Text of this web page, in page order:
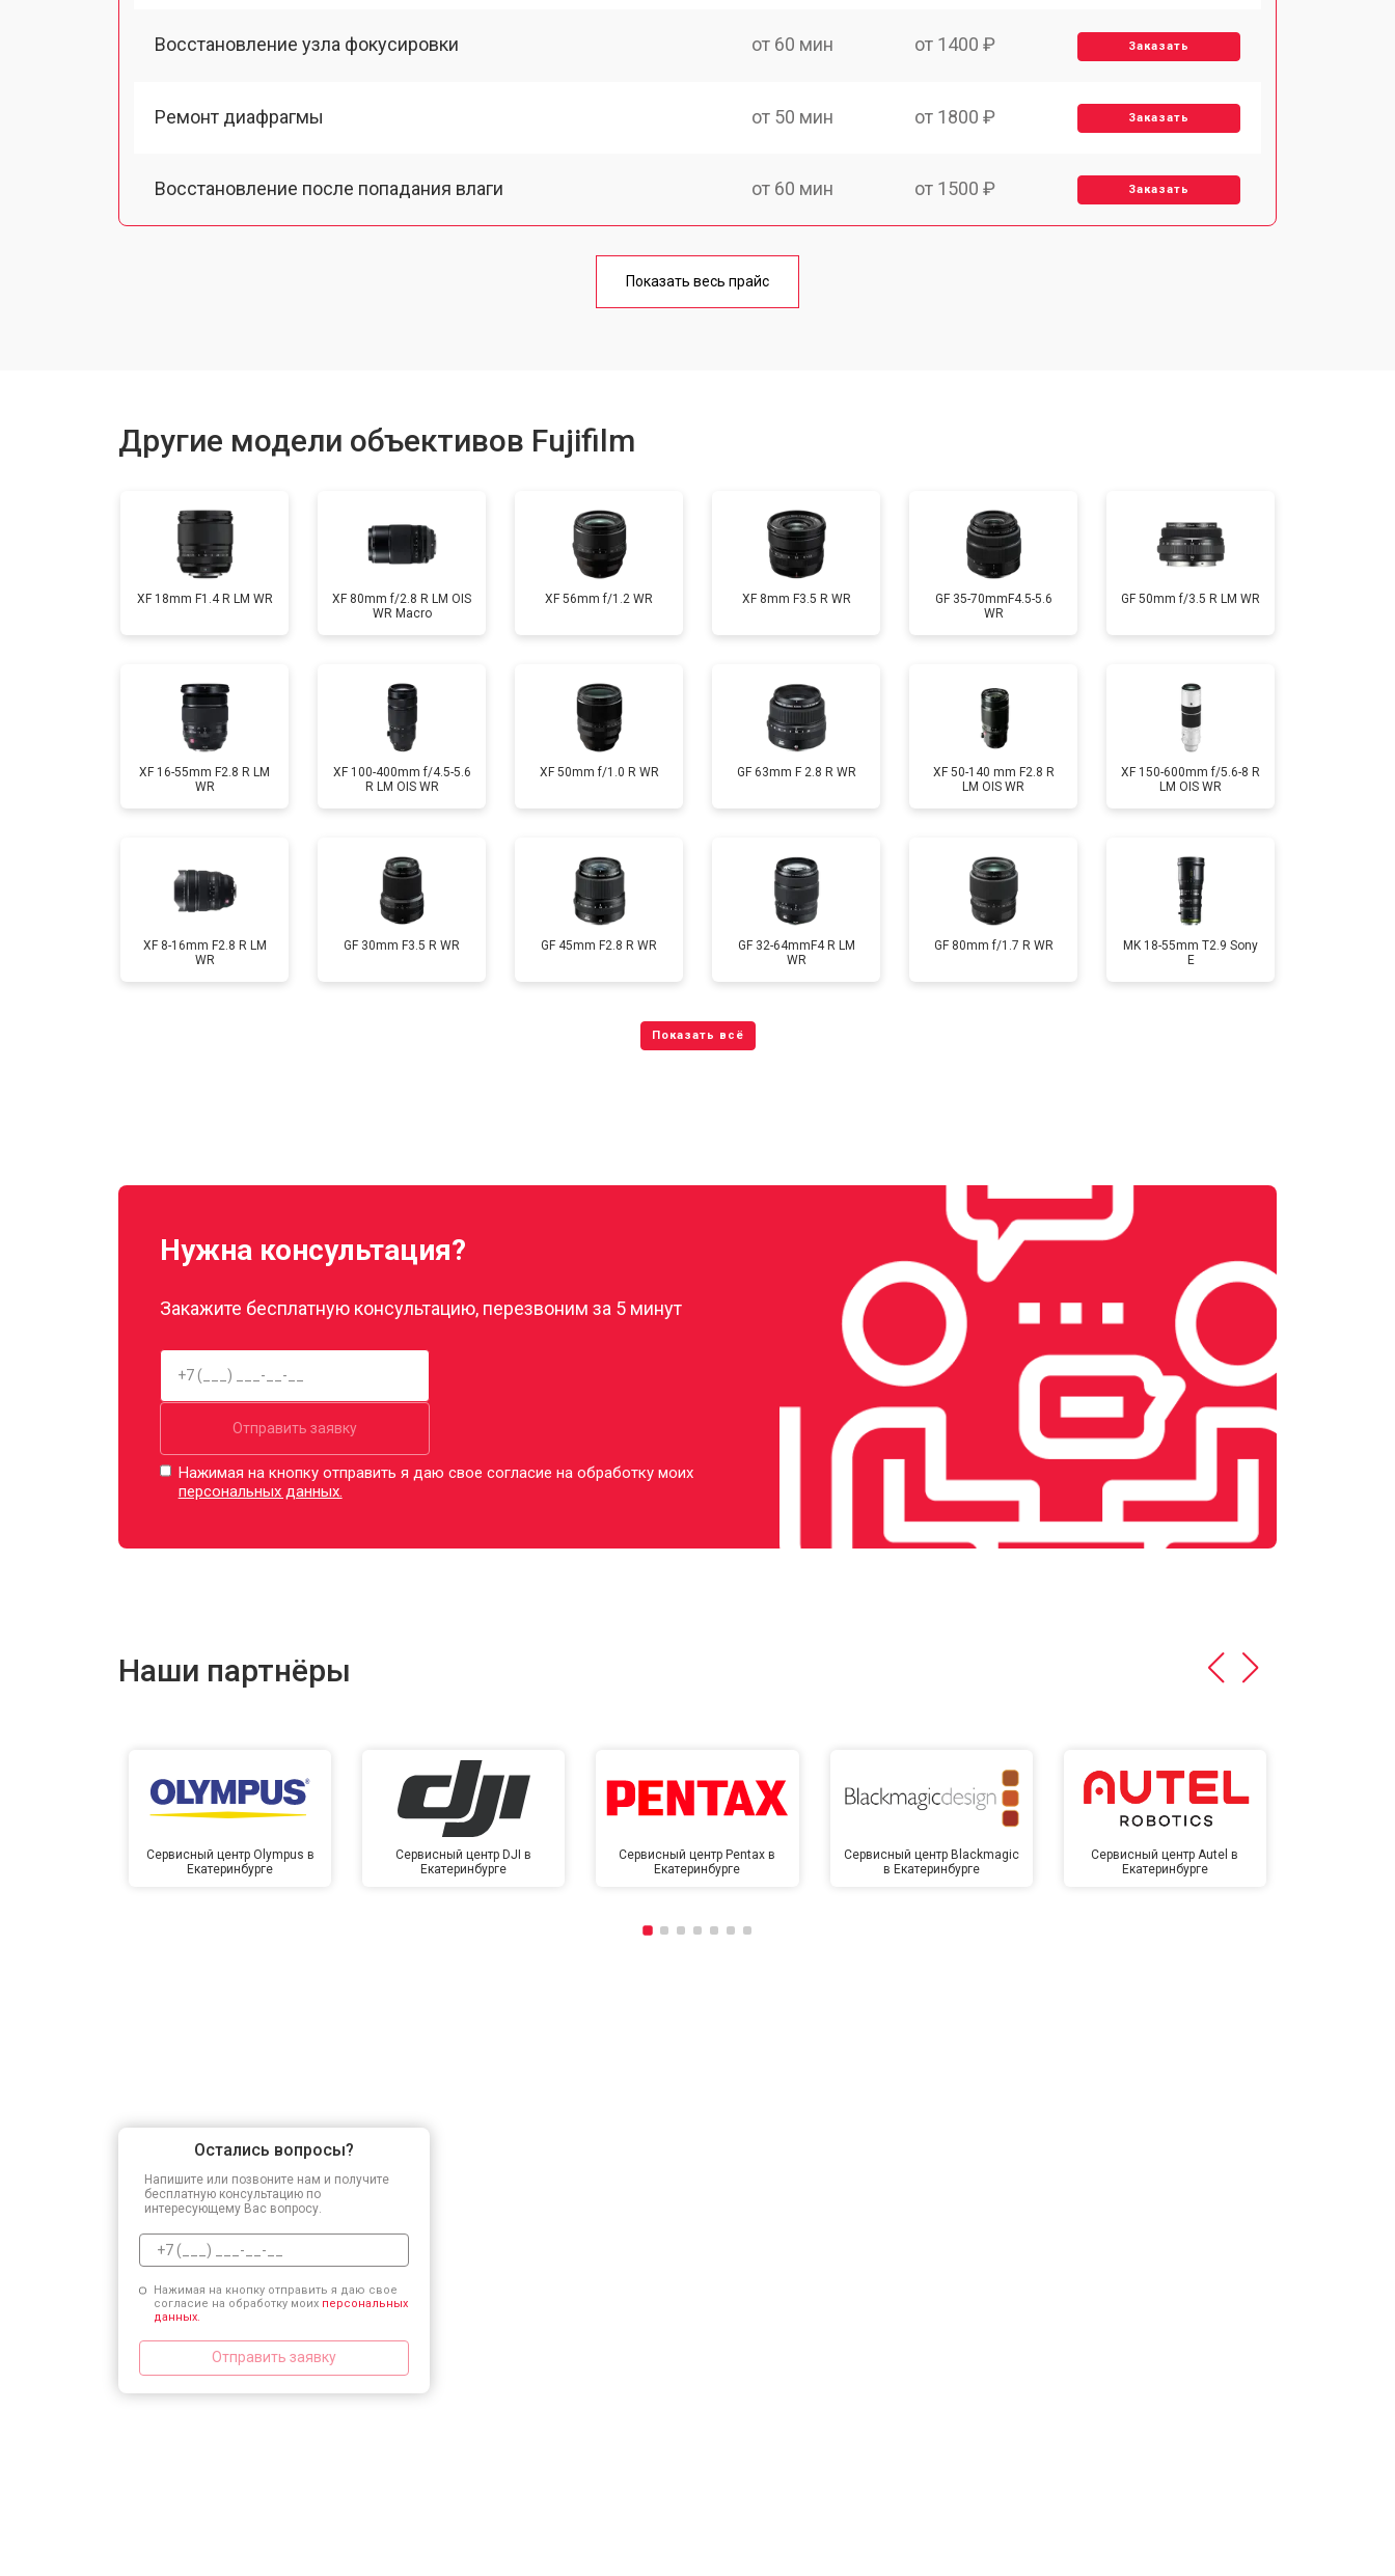
Восстановление узла фокусировки от 60 мин от 1400 ₽ Заказать
Ремонт диафрагмы от 50 мин от 1800 ₽ Заказать
Восстановление после попадания влаги от 60 мин от 1500 ₽ Заказать
от 50 мин
Показать весь прайс
Другие модели объективов Fujifilm
XF 18mm F1.4 R LM WR
XF 80mm f/2.8 R LM OIS
WR Macro
XF 56mm f/1.2 WR XF 8mm F3.5 R WR
GF 35-70mmF4.5-5.6
WR
GF 50mm f/3.5 R LM WR
XF 16-55mm F2.8 R LM
WR
XF 100-400mm f/4.5-5.6
R LM OIS WR
XF 50mm f/1.0 R WR GF 63mm F 2.8 R WR
XF 50-140 mm F2.8 R
LM OIS WR
XF 150-600mm f/5.6-8 R
LM OIS WR
XF 8-16mm F2.8 R LM
WR
GF 30mm F3.5 R WR GF 45mm F2.8 R WR
GF 32-64mmF4 R LM
WR
GF 80mm f/1.7 R WR
MK 18-55mm T2.9 Sony
E
Нужна консультация?
Закажите бесплатную консультацию, перезвоним за 5 минут
Отправить заявку
Нажимая на кнопку отправить я даю свое согласие на обработку моих
персональных данных.
Наши партнёры
Сервисный центр Olympus в
Екатеринбурге
Сервисный центр DJI в
Екатеринбурге
Сервисный центр Pentax в
Екатеринбурге
Сервисный центр Blackmagic
в Екатеринбурге
Сервисный центр Autel в
Екатеринбурге
Остались вопросы?
Напишите или позвоните нам и получите
бесплатную консультацию по
интересующему Вас вопросу.
Нажимая на кнопку отправить я даю свое
согласие на обработку моих персональных
данных.
Отправить заявку